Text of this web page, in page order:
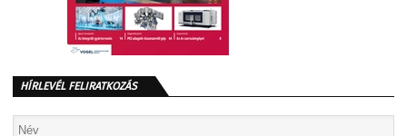
HÍRLEVÉL FELIRATKOZÁS